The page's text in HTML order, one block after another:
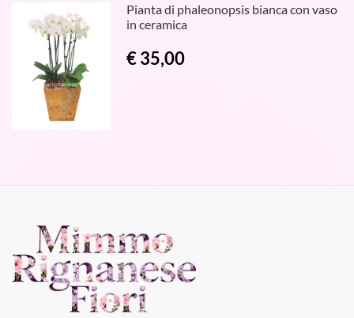
Pianta di phaleonopsis bianca con vaso
in ceramica
€ 35,00